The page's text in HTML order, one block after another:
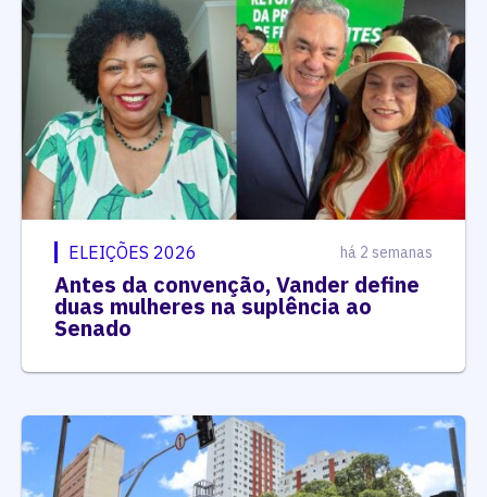
ELEIÇÕES 2026 há 2 semanas
Antes da convenção, Vander define
duas mulheres na suplência ao
Senado